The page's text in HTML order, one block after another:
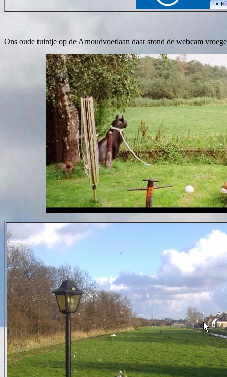
Ons oude tuintje op de Arnoudvoetlaan daar stond de webcam